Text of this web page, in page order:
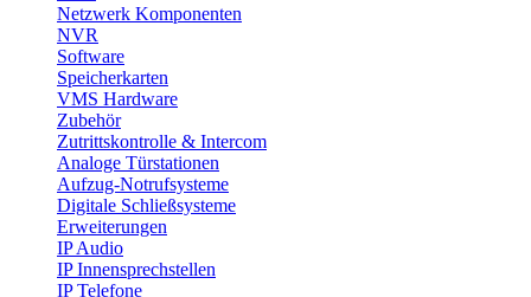
Netzwerk Komponenten
NVR
Software
Speicherkarten
VMS Hardware
Zubehör
Zutrittskontrolle & Intercom
Analoge Türstationen
Aufzug-Notrufsysteme
Digitale Schließsysteme
Erweiterungen
IP Audio
IP Innensprechstellen
IP Telefone